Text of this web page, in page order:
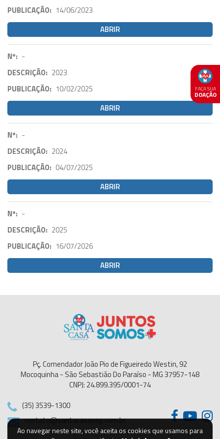
FAÇA SUA
DOAÇÃO
PUBLICAÇÃO: 14/06/2023
ABRIR
Nº: -
DESCRIÇÃO: 2023
PUBLICAÇÃO: 10/02/2025
ABRIR
Nº: -
DESCRIÇÃO: 2024
PUBLICAÇÃO: 04/07/2025
ABRIR
Nº: -
DESCRIÇÃO: 2025
PUBLICAÇÃO: 16/07/2026
ABRIR
Ao navegar neste site, você aceita os cookies que usamos para
Pç. Comendador João Pio de Figueiredo Westin, 92
Mocoquinha - São Sebastião Do Paraíso - MG 37957-148
CNPJ: 24.899.395/0001-74
(35) 3539-1300
contato@santacasassp.com.br